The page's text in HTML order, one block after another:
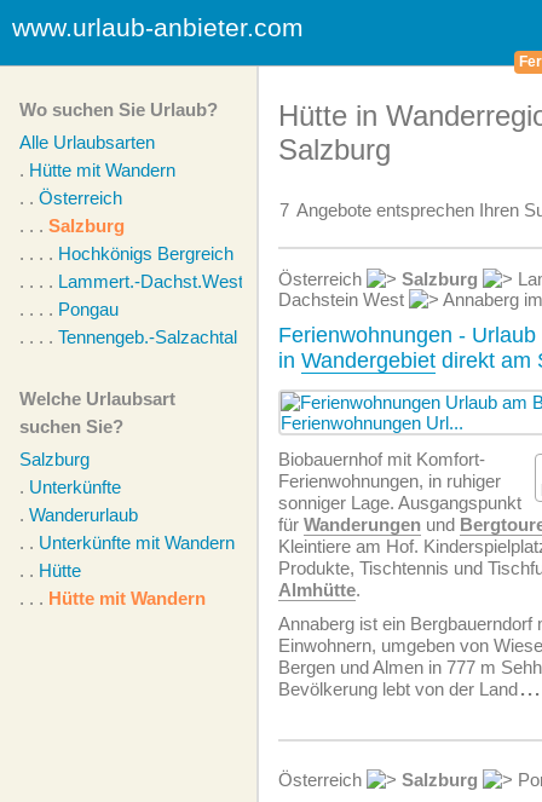
www.urlaub-anbieter.com
Wo suchen Sie Urlaub?
Alle Urlaubsarten
. Hütte mit Wandern
. . Österreich
. . . Salzburg
. . . . Hochkönigs Bergreich
. . . . Lammert.-Dachst.West
. . . . Pongau
. . . . Tennengeb.-Salzachtal
Welche Urlaubsart
suchen Sie?
Salzburg
. Unterkünfte
. Wanderurlaub
. . Unterkünfte mit Wandern
. . Hütte
. . . Hütte mit Wandern
Hütte in
Salzburg
7 Angebote entsprechen Ihren
Österreich Salzburg
Dachstein West
Annaberg
Ferienwohnungen -
in Wandergebiet direkt am
Biobauernhof mit Komfort-
Ferien­wohnungen, in ruhiger
sonniger Lage. Ausgangspunkt
für Wanderungen und
Kleintiere am Hof.
Produkte, Tischtennis und
Almhütte.
Annaberg ist ein Bergbauerndorf
Einwohnern, umgeben von
Bergen und Almen in 777 m
Bevölkerung lebt von der Land...
Österreich Salzburg